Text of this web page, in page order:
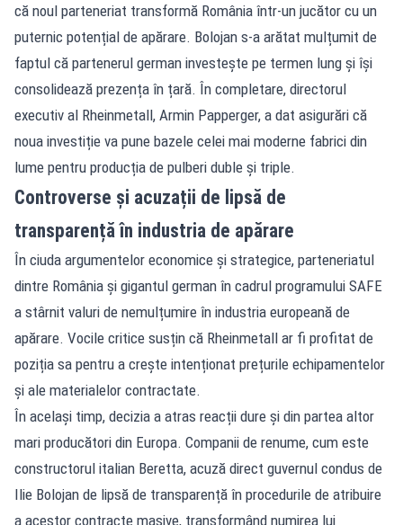
că noul parteneriat transformă România într-un jucător cu un
puternic potențial de apărare. Bolojan s-a arătat mulțumit de
faptul că partenerul german investește pe termen lung și își
consolidează prezența în țară. În completare, directorul
executiv al Rheinmetall, Armin Papperger, a dat asigurări că
noua investiție va pune bazele celei mai moderne fabrici din
lume pentru producția de pulberi duble și triple.
Controverse și acuzații de lipsă de
transparență în industria de apărare
În ciuda argumentelor economice și strategice, parteneriatul
dintre România și gigantul german în cadrul programului SAFE
a stârnit valuri de nemulțumire în industria europeană de
apărare. Vocile critice susțin că Rheinmetall ar fi profitat de
poziția sa pentru a crește intenționat prețurile echipamentelor
și ale materialelor contractate.
În același timp, decizia a atras reacții dure și din partea altor
mari producători din Europa. Companii de renume, cum este
constructorul italian Beretta, acuză direct guvernul condus de
Ilie Bolojan de lipsă de transparență în procedurile de atribuire
a acestor contracte masive, transformând numirea lui